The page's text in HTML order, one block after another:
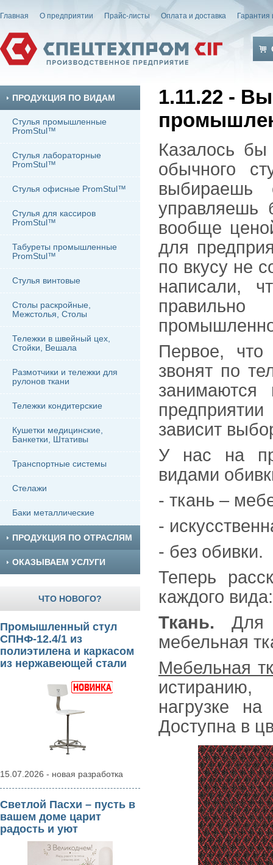
Главная О предприятии Прайс-листы Оплата и доставка Гарантия
ПРОДУКЦИЯ ПО ВИДАМ
Стулья промышленные
PromStul™
Стулья лабораторные
PromStul™
Стулья офисные PromStul™
Стулья для кассиров
PromStul™
Табуреты промышленные
PromStul™
Стулья винтовые
Столы раскройные,
Межстолья, Столы
Тележки в швейный цех,
Стойки, Вешала
Размотчики и тележки для
рулонов ткани
Тележки кондитерские
Кушетки медицинские,
Банкетки, Штативы
Транспортные системы
Стелажи
Баки металлические
ПРОДУКЦИЯ ПО ОТРАСЛЯМ
ОКАЗЫВАЕМ УСЛУГИ
ЧТО НОВОГО?
Промышленный стул
СПНФ-12.4/1 из
полиэтилена и каркасом
из нержавеющей стали
15.07.2026 - новая разработка
Светлой Пасхи – пусть в
вашем доме царит
радость и уют
1.11.22 -
Казалось
обычного
управляешь
вообще
для
по вкусу не
написали,
Первое,
звонят по
зависит
У нас на
видами
- ткань –
-
- без обивки.
Теперь
каждого вида:
Ткань. Для
мебельная
Мебельная
истиранию,
нагрузке
Доступна в